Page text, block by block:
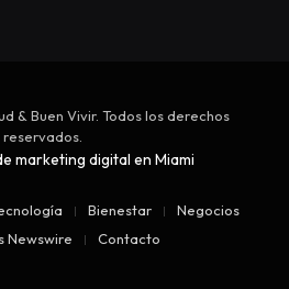
& Buen Vivir. Todos los derechos
reservados.
marketing digital en Miami
Bienestar
Negocios
Newswire
Contacto